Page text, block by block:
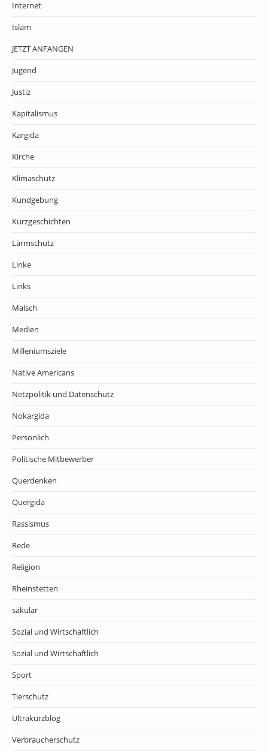
Internet
Islam
JETZT ANFANGEN
Jugend
Justiz
Kapitalismus
Kargida
Kirche
Klimaschutz
Kundgebung
Kurzgeschichten
Lärmschutz
Linke
Links
Malsch
Medien
Milleniumsziele
Native Americans
Netzpolitik und Datenschutz
Nokargida
Persönlich
Politische Mitbewerber
Querdenken
Quergida
Rassismus
Rede
Religion
Rheinstetten
säkular
Sozial und Wirtschaftlich
Sozial und Wirtschaftlich
Sport
Tierschutz
Ultrakurzblog
Verbraucherschutz